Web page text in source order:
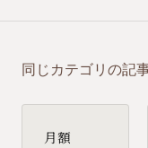
同じカテゴリの記
月額